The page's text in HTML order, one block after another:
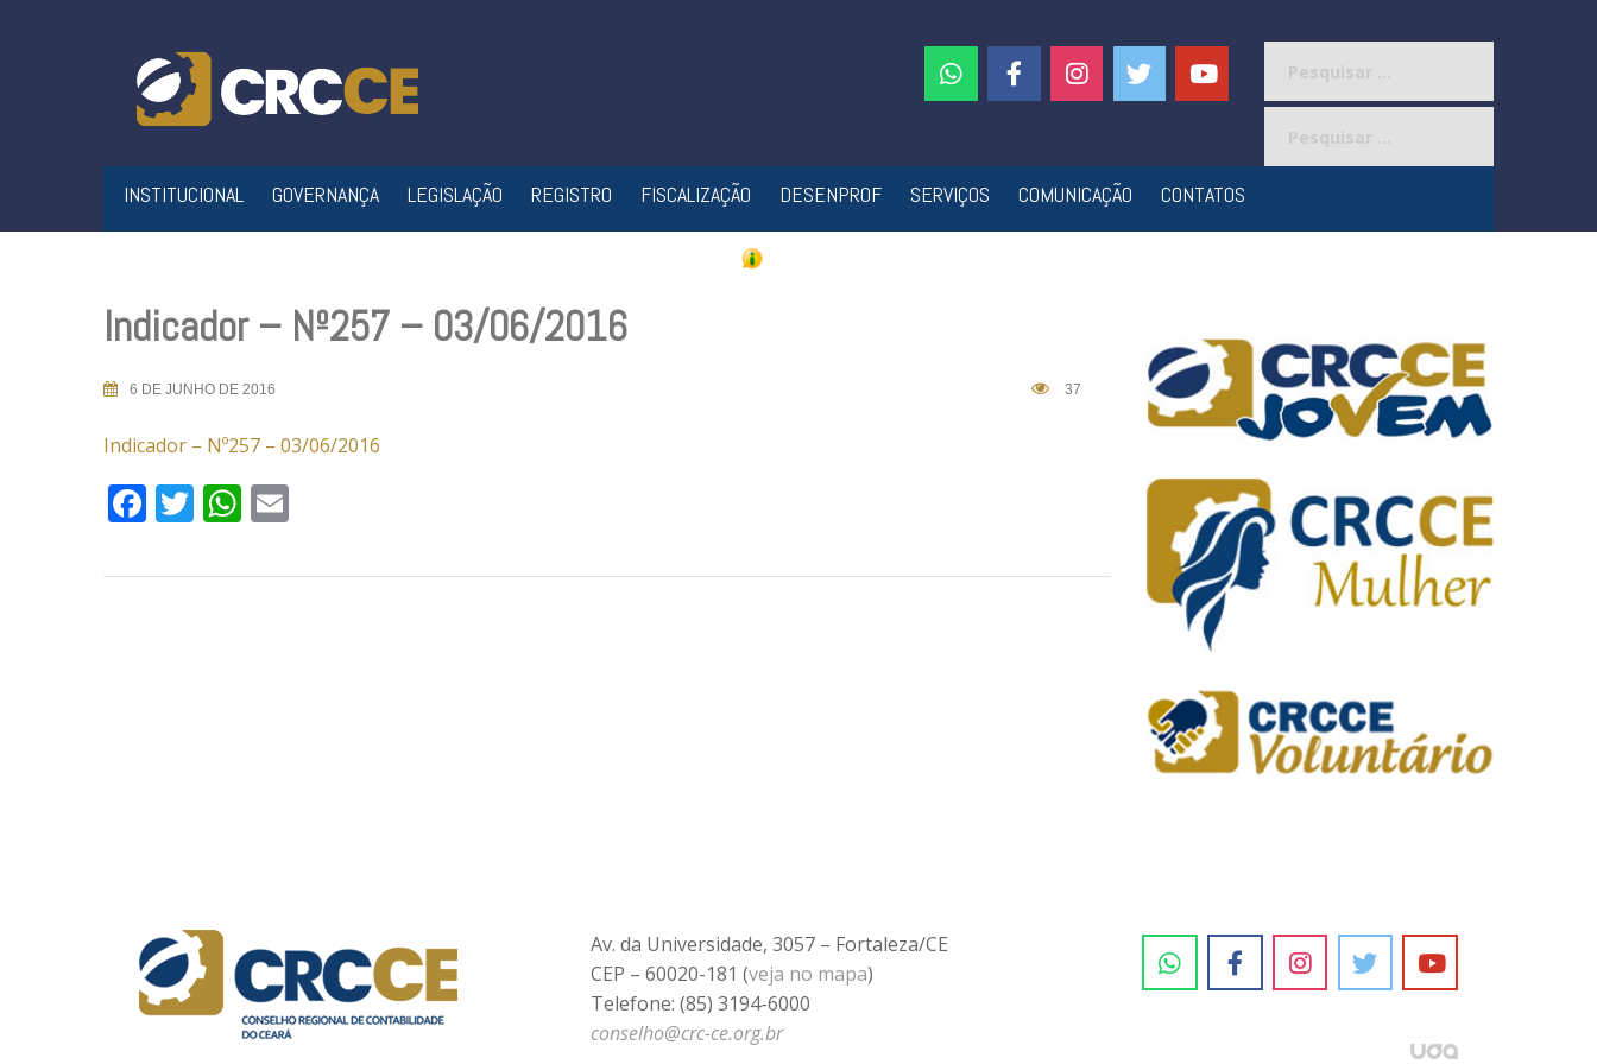
INSTITUCIONAL GOVERNANÇA LEGISLAÇÃO REGISTRO FISCALIZAÇÃO DESENPROF SERVIÇOS COMUNICAÇÃO CONTATOS
Indicador – Nº257 – 03/06/2016
6 DE JUNHO DE 2016 37
Indicador – Nº257 – 03/06/2016
Facebook
TwitterWhatsApp
Av. da Universidade, 3057 – Fortaleza/CE
CEP – 60020-181 (veja no mapa)
Telefone: (85) 3194-6000
conselho@crc-ce.org.br